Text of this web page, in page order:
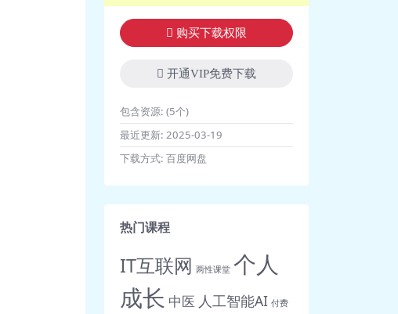
购买下载权限
开通VIP免费下载
包含资源: (5个)
最近更新: 2025-03-19
下载方式: 百度网盘
热门课程
IT互联网 两性课堂 个人
成长 中医 人工智能AI 付费